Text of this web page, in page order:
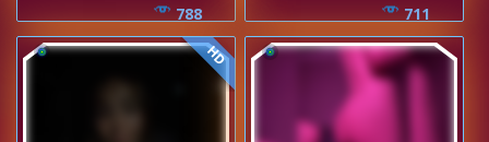
788
711
HD